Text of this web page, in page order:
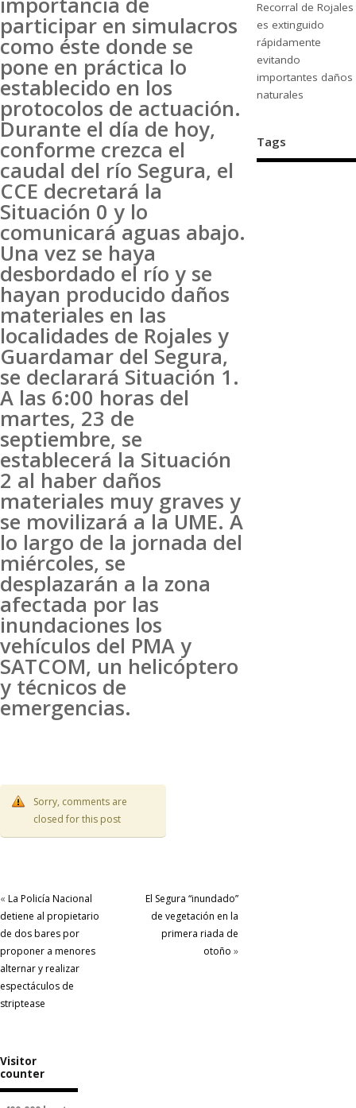
participar en simulacros
como éste donde se
pone en práctica lo
establecido en los
protocolos de actuación.
Durante el día de hoy,
conforme crezca el
caudal del río Segura, el
CCE decretará la
Situación 0 y lo
comunicará aguas abajo.
Una vez se haya
desbordado el río y se
hayan producido daños
materiales en las
localidades de Rojales y
Guardamar del Segura,
se declarará Situación 1.
A las 6:00 horas del
martes, 23 de
septiembre, se
establecerá la Situación
2 al haber daños
materiales muy graves y
se movilizará a la UME. A
lo largo de la jornada del
miércoles, se
desplazarán a la zona
afectada por las
inundaciones los
vehículos del PMA y
SATCOM, un helicóptero
y técnicos de
emergencias.
Sorry, comments are
closed for this post
« La Policía Nacional
detiene al propietario
de dos bares por
proponer a menores
alternar y realizar
espectáculos de
striptease
El Segura “inundado”
de vegetación en la
primera riada de
otoño »
Recorral de Rojales
es extinguido
rápidamente
evitando
importantes daños
naturales
Tags
Visitor
counter